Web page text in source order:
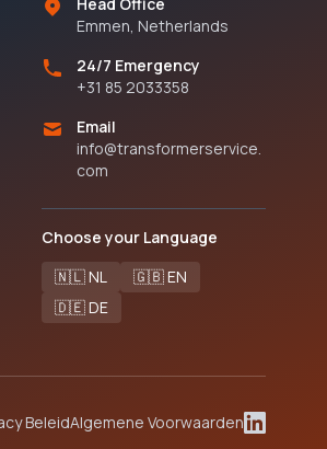
Emmen, Netherlands
24/7 Emergency
+31 85 2033358
Email
info@transformerservice.
com
Choose your Language
🇳🇱 NL
🇬🇧 EN
🇩🇪 DE
BeleidAlgemene Voorwaarden